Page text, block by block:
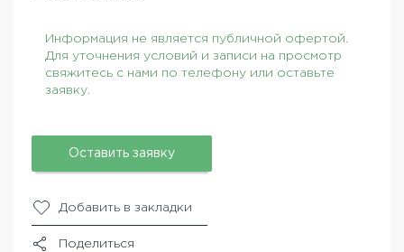
Информация не является публичной офертой.
Для уточнения условий и записи на просмотр
свяжитесь с нами по телефону или оставьте
заявку.
Оставить заявку
Добавить в закладки
Поделиться